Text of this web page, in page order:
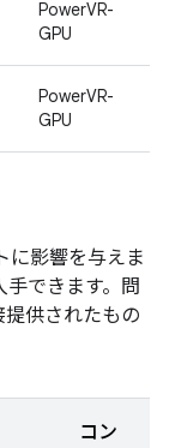
PowerVR-
GPU
PowerVR-
GPU
に影響を与えま
手できます。問
供されたもの
コン